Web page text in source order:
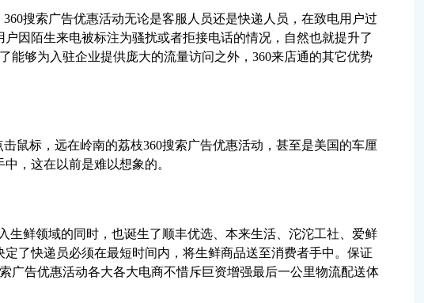
搜索广告优惠活动无论是客服人员还是快递人员，在致电用户过
因陌生来电被标注为骚扰或者拒接电话的情况，自然也就提升了
能够为入驻企业提供庞大的流量访问之外，360来店通的其它优势
鼠标，远在岭南的荔枝360搜索广告优惠活动，甚至是美国的车厘
，这在以前是难以想象的。
生鲜领域的同时，也诞生了顺丰优选、本来生活、沱沱工社、爱鲜
了快递员必须在最短时间内，将生鲜商品送至消费者手中。保证
广告优惠活动各大各大电商不惜斥巨资增强最后一公里物流配送体